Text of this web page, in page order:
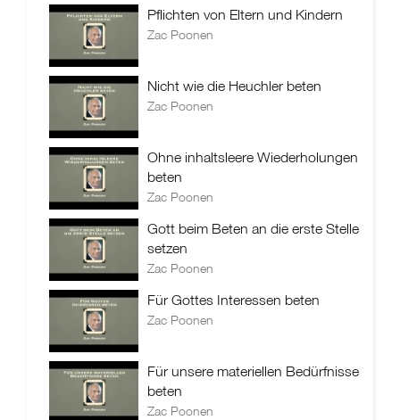
Pflichten von Eltern und Kindern
Zac Poonen
Nicht wie die Heuchler beten
Zac Poonen
Ohne inhaltsleere Wiederholungen
beten
Zac Poonen
Gott beim Beten an die erste Stelle
setzen
Zac Poonen
Für Gottes Interessen beten
Zac Poonen
Für unsere materiellen Bedürfnisse
beten
Zac Poonen